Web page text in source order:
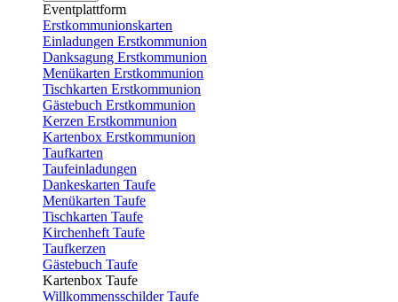
Eventplattform
Erstkommunionskarten
Einladungen Erstkommunion
Danksagung Erstkommunion
Menükarten Erstkommunion
Tischkarten Erstkommunion
Gästebuch Erstkommunion
Kerzen Erstkommunion
Kartenbox Erstkommunion
Taufkarten
Taufeinladungen
Dankeskarten Taufe
Menükarten Taufe
Tischkarten Taufe
Kirchenheft Taufe
Taufkerzen
Gästebuch Taufe
Kartenbox Taufe
Willkommensschilder Taufe